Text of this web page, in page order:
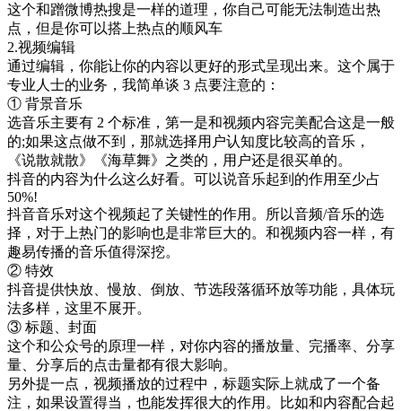
这个和蹭微博热搜是一样的道理，你自己可能无法制造出热
点，但是你可以搭上热点的顺风车
2.视频编辑
通过编辑，你能让你的内容以更好的形式呈现出来。这个属于
专业人士的业务，我简单谈 3 点要注意的：
① 背景音乐
选音乐主要有 2 个标准，第一是和视频内容完美配合这是一般
的;如果这点做不到，那就选择用户认知度比较高的音乐，
《说散就散》《海草舞》之类的，用户还是很买单的。
抖音的内容为什么这么好看。可以说音乐起到的作用至少占
50%!
抖音音乐对这个视频起了关键性的作用。所以音频/音乐的选
择，对于上热门的影响也是非常巨大的。和视频内容一样，有
趣易传播的音乐值得深挖。
② 特效
抖音提供快放、慢放、倒放、节选段落循环放等功能，具体玩
法多样，这里不展开。
③ 标题、封面
这个和公众号的原理一样，对你内容的播放量、完播率、分享
量、分享后的点击量都有很大影响。
另外提一点，视频播放的过程中，标题实际上就成了一个备
注，如果设置得当，也能发挥很大的作用。比如和内容配合起